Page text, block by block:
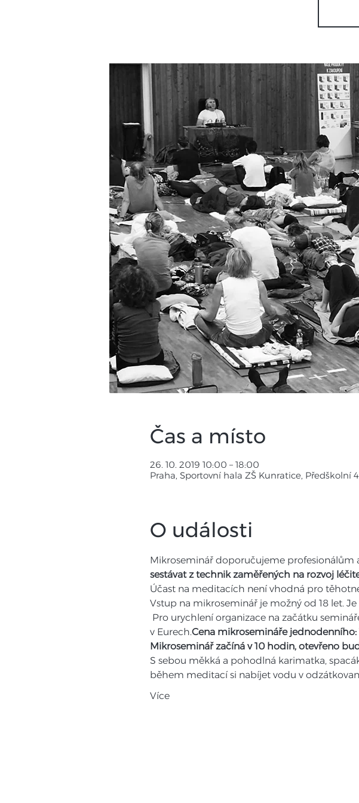
Čas a místo
26. 10. 2019 10:00 – 18:00
Praha, Sportovní hala ZŠ Kunratice, Předškolní
O události
Mikroseminář doporučujeme profesionálům
sestávat z technik zaměřených na rozvoj
Účast na meditacích není vhodná pro
Vstup na mikroseminář je možný od 18 let.
v Eurech.Cena mikrosemináře jednodenního:
Mikroseminář začíná v 10 hodin, otevřeno
S sebou měkká a pohodlná karimatka,
během meditací si nabíjet vodu v
Více